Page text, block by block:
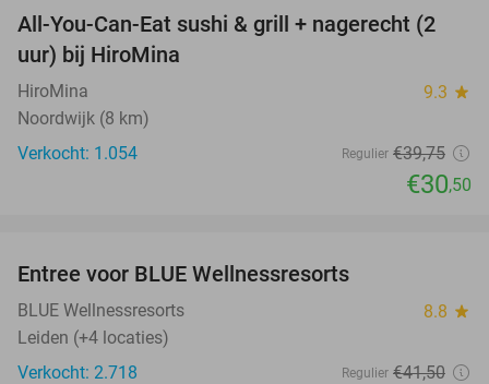
23%
All-You-Can-Eat sushi & grill + nagerecht (2
uur) bij HiroMina
HiroMina 9.3 star
Noordwijk (8 km)
Verkocht: 1.054
Regulier €39,75
€30,50
Entree voor BLUE Wellnessresorts
BLUE Wellnessresorts 8.8 star
Leiden (+4 locaties)
Verkocht: 2.718
Regulier €41,50